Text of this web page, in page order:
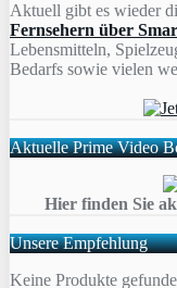
Aktuell gibt es wieder
Fernsehern über
Lebensmitteln,
Bedarfs sowie vielen
Aktuelle Prime Video
Hier finden Sie
Unsere Empfehlung
Keine Produkte